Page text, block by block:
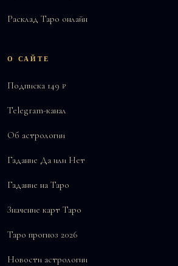
Расклад Таро онлайн
О САЙТЕ
Подписка 149 ₽
Telegram-канал
Об астрологии
Гадание Да или Нет
Гадание на Таро
Значение карт Таро
Таро прогноз 2026
Новости астрологии